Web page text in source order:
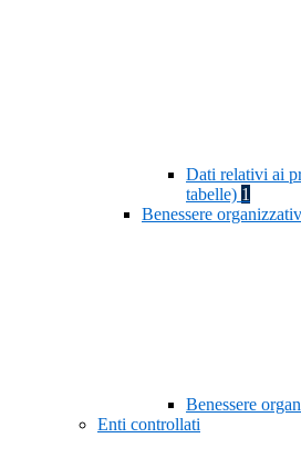
Dati relativi ai
tabelle) 1
Benessere
Benessere
Enti controllati